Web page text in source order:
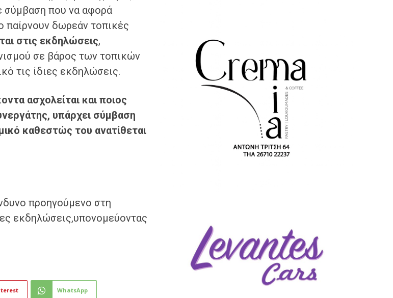
σύμβαση που να αφορά
παίρνουν δωρεάν τοπικές
στις εκδηλώσεις,
σε βάρος των τοπικών
τις ίδιες εκδηλώσεις.
ασχολείται και ποιος
υπάρχει σύμβαση
καθεστώς του ανατίθεται
προηγούμενο στη
εκδηλώσεις,υπονομεύοντας
WhatsApp